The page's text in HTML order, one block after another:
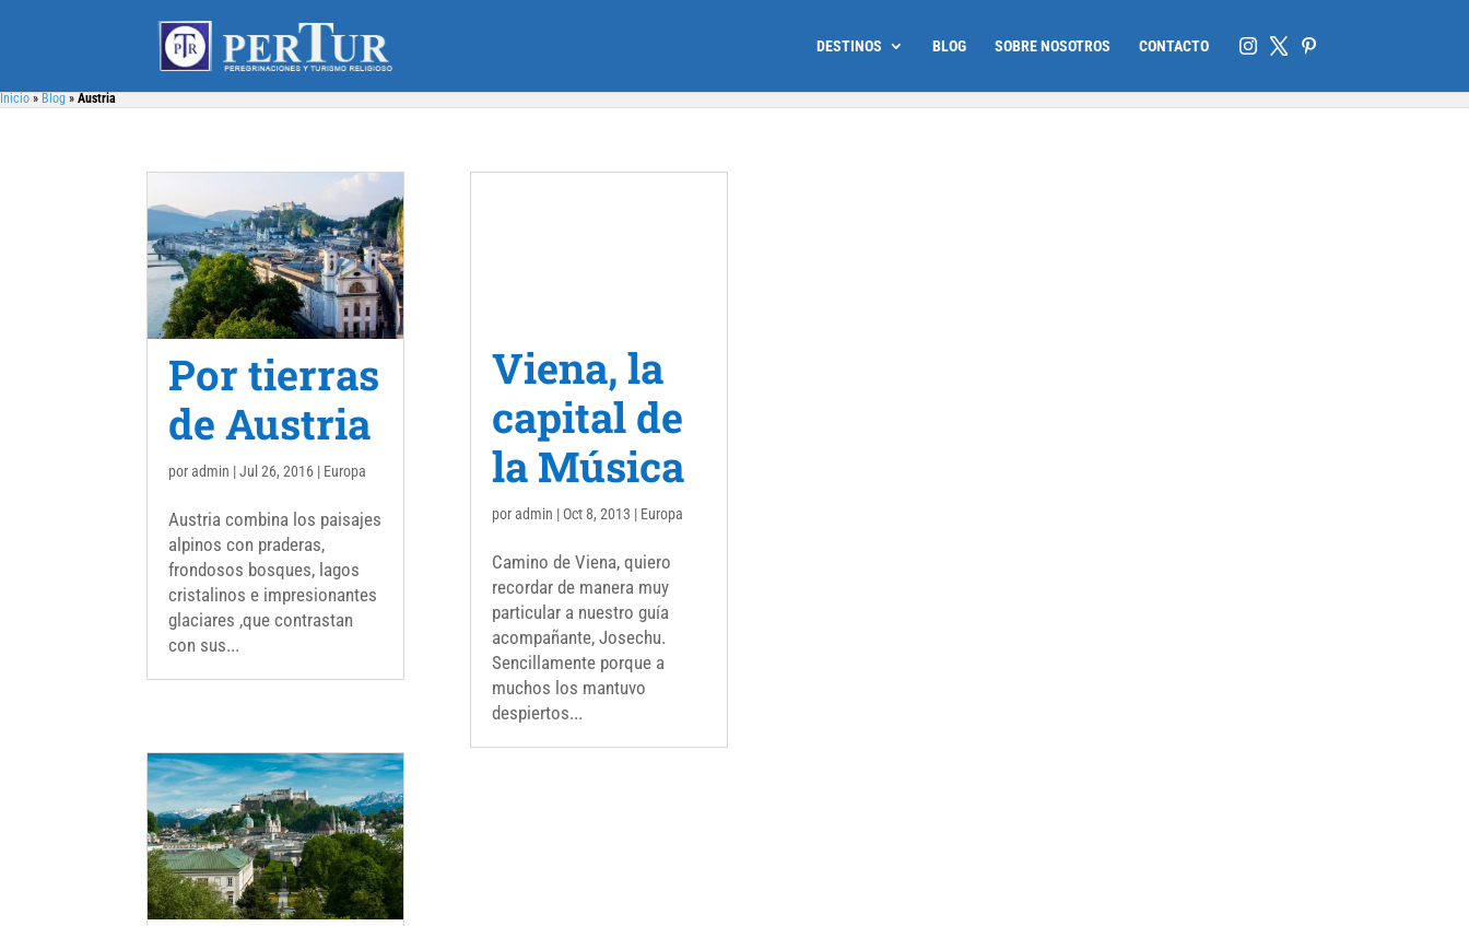
DESTINOS BLOG SOBRE NOSOTROS CONTACTO
Inicio » Blog » Austria
Por tierras
de Austria
poradmin |Jul 26, 2016 | Europa
Austria combina los paisajes
alpinos con praderas,
frondosos bosques, lagos
cristalinos e impresionantes
glaciares ,que contrastan
con sus...
Viena, la
capital de
la Música
poradmin | Oct 8, 2013 | Europa
Camino de Viena, quiero
recordar de manera muy
particular a nuestro guía
acompañante, Josechu.
Sencillamente porque a
muchos los mantuvo
despiertos...